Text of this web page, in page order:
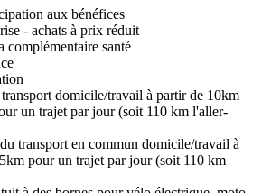
aux bénéfices
- achats à prix réduit
complémentaire santé
domicile/travail à partir de 10km
un trajet par jour (soit 110 km l'aller-
transport en commun domicile/travail à
pour un trajet par jour (soit 110 km